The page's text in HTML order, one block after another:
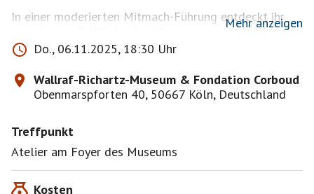
In einer moderierten Mitmach-Führung entdeckt ihr
gemeinsam die Werke des Museums – mit viel Raum
für persönliche Eindrücke und Perspektiven. Es gibt
kein Richtig oder Falsch: Jede Sichtweise bereichert
den Diskurs und bringt euch im Gespräch einander
näher.
Wein oder Wasser kannst du das Gespräch in
entspannter Atmosphäre vertiefen – inspiriert vom
Blick des Anderen und vielleicht mit Lust auf mehr.
Mehr anzeigen
Do., 06.11.2025, 18:30 Uhr
Wallraf-Richartz-Museum & Fondation Corboud
Obenmarspforten 40, 50667 Köln, Deutschland
Treffpunkt
Atelier am Foyer des Museums
Kosten